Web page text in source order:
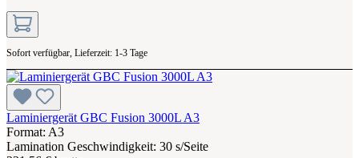
Sofort verfügbar, Lieferzeit: 1-3 Tage
Laminiergerät GBC Fusion 3000L A3
Format: A3
Lamination Geschwindigkeit: 30 s/Seite